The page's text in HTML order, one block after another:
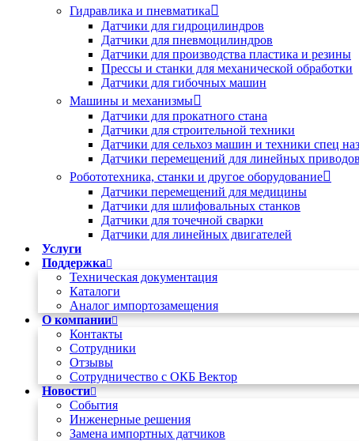
Гидравлика и пневматика
Датчики для гидроцилиндров
Датчики для пневмоцилиндров
Датчики для производства пластика и резины
Прессы и станки для механической обработки
Датчики для гибочных машин
Машины и механизмы
Датчики для прокатного стана
Датчики для строительной техники
Датчики для сельхоз машин и техники спец
Датчики перемещений для линейных приводов
Робототехника, станки и другое оборудование
Датчики перемещений для медицины
Датчики для шлифовальных станков
Датчики для точечной сварки
Датчики для линейных двигателей
Услуги
Поддержка
Техническая документация
Каталоги
Аналог импортозамещения
О компании
Контакты
Сотрудники
Отзывы
Сотрудничество с ОКБ Вектор
Новости
Cобытия
Инженерные решения
Замена импортных датчиков